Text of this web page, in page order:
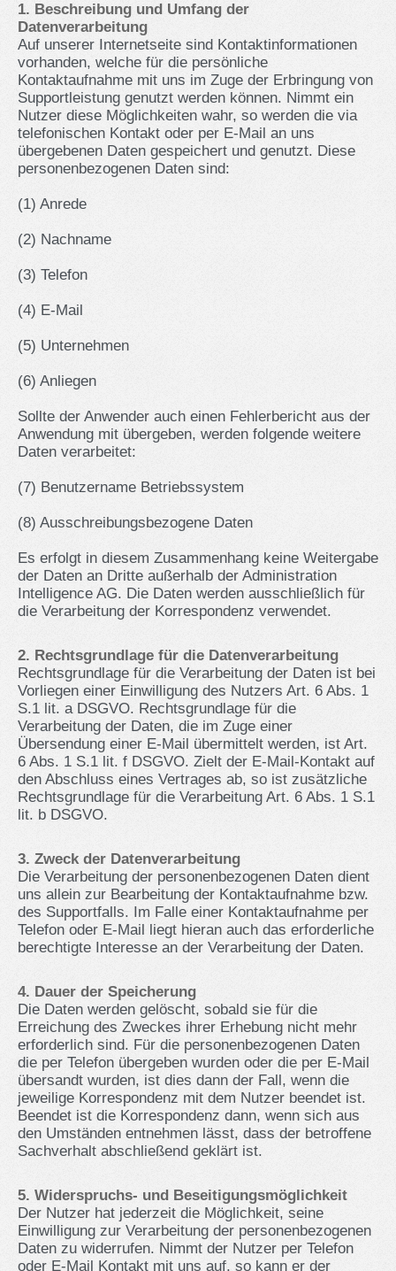
1. Beschreibung und Umfang der
Datenverarbeitung
Auf unserer Internetseite sind Kontaktinformationen
vorhanden, welche für die persönliche
Kontaktaufnahme mit uns im Zuge der Erbringung von
Supportleistung genutzt werden können. Nimmt ein
Nutzer diese Möglichkeiten wahr, so werden die via
telefonischen Kontakt oder per E-Mail an uns
übergebenen Daten gespeichert und genutzt. Diese
personenbezogenen Daten sind:
(1) Anrede
(2) Nachname
(3) Telefon
(4) E-Mail
(5) Unternehmen
(6) Anliegen
Sollte der Anwender auch einen Fehlerbericht aus der
Anwendung mit übergeben, werden folgende weitere
Daten verarbeitet:
(7) Benutzername Betriebssystem
(8) Ausschreibungsbezogene Daten
Es erfolgt in diesem Zusammenhang keine Weitergabe
der Daten an Dritte außerhalb der Administration
Intelligence AG. Die Daten werden ausschließlich für
die Verarbeitung der Korrespondenz verwendet.
2. Rechtsgrundlage für die Datenverarbeitung
Rechtsgrundlage für die Verarbeitung der Daten ist bei
Vorliegen einer Einwilligung des Nutzers Art. 6 Abs. 1
S.1 lit. a DSGVO. Rechtsgrundlage für die
Verarbeitung der Daten, die im Zuge einer
Übersendung einer E-Mail übermittelt werden, ist Art.
6 Abs. 1 S.1 lit. f DSGVO. Zielt der E-Mail-Kontakt auf
den Abschluss eines Vertrages ab, so ist zusätzliche
Rechtsgrundlage für die Verarbeitung Art. 6 Abs. 1 S.1
lit. b DSGVO.
3. Zweck der Datenverarbeitung
Die Verarbeitung der personenbezogenen Daten dient
uns allein zur Bearbeitung der Kontaktaufnahme bzw.
des Supportfalls. Im Falle einer Kontaktaufnahme per
Telefon oder E-Mail liegt hieran auch das erforderliche
berechtigte Interesse an der Verarbeitung der Daten.
4. Dauer der Speicherung
Die Daten werden gelöscht, sobald sie für die
Erreichung des Zweckes ihrer Erhebung nicht mehr
erforderlich sind. Für die personenbezogenen Daten
die per Telefon übergeben wurden oder die per E-Mail
übersandt wurden, ist dies dann der Fall, wenn die
jeweilige Korrespondenz mit dem Nutzer beendet ist.
Beendet ist die Korrespondenz dann, wenn sich aus
den Umständen entnehmen lässt, dass der betroffene
Sachverhalt abschließend geklärt ist.
5. Widerspruchs- und Beseitigungsmöglichkeit
Der Nutzer hat jederzeit die Möglichkeit, seine
Einwilligung zur Verarbeitung der personenbezogenen
Daten zu widerrufen. Nimmt der Nutzer per Telefon
oder E-Mail Kontakt mit uns auf, so kann er der